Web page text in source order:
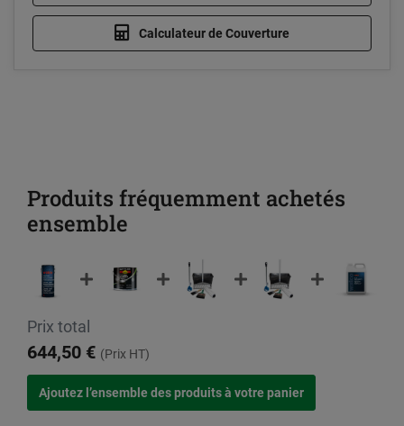
Calculateur de Couverture
Produits fréquemment achetés
ensemble
Prix total
644,50 € (Prix HT)